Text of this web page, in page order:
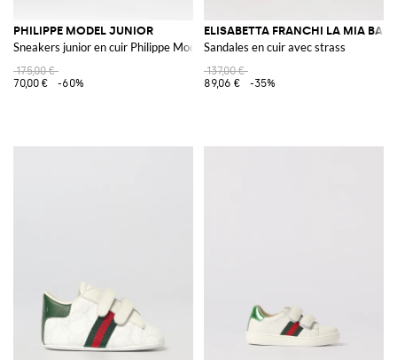
PHILIPPE MODEL JUNIOR
Sneakers junior en cuir Philippe Model
175,00 €
70,00 €
-60%
ELISABETTA FRANCHI LA MIA
Sandales en cuir avec strass
137,00 €
89,06 €
-35%